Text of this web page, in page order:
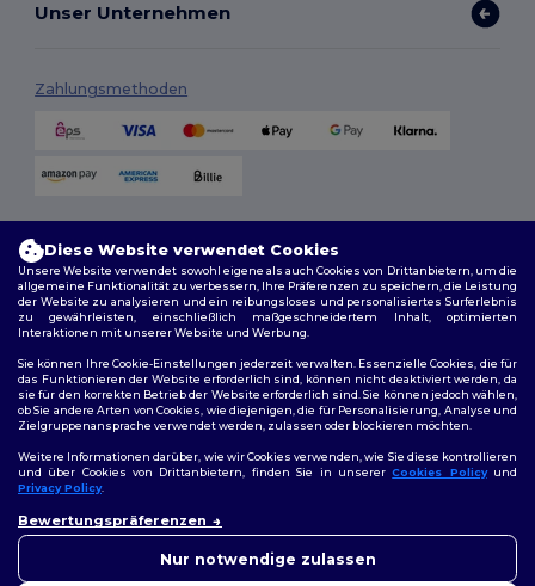
Unser Unternehmen
Zahlungsmethoden
Allgemeine Geschäftsbedingungen
Datenschutzbestimmungen|Cookie-Richtlinie|Site Map
Folge uns
Diese Website verwendet Cookies
Unsere Website verwendet sowohl eigene als auch Cookies von Drittanbietern, um die
allgemeine Funktionalität zu verbessern, Ihre Präferenzen zu speichern, die Leistung
der Website zu analysieren und ein reibungsloses und personalisiertes Surferlebnis
zu gewährleisten, einschließlich maßgeschneidertem Inhalt, optimierten
Interaktionen mit unserer Website und Werbung.
Sie können Ihre Cookie-Einstellungen jederzeit verwalten. Essenzielle Cookies, die für
das Funktionieren der Website erforderlich sind, können nicht deaktiviert werden, da
sie für den korrekten Betrieb der Website erforderlich sind. Sie können jedoch wählen,
ob Sie andere Arten von Cookies, wie diejenigen, die für Personalisierung, Analyse und
Zielgruppenansprache verwendet werden, zulassen oder blockieren möchten.
Weitere Informationen darüber, wie wir Cookies verwenden, wie Sie diese kontrollieren
und über Cookies von Drittanbietern, finden Sie in unsererCookies Policyund
Privacy Policy.
Bewertungspräferenzen
Nur notwendige zulassen
uns jederzeit kontaktieren.